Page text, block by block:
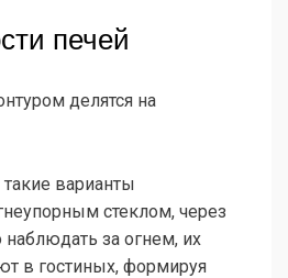
печей
делятся на
варианты
стеклом, через
за огнем, их
в гостиных, формируя